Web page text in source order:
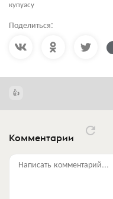
купуасу
Поделиться:
Комментарии
Написать комментарий...